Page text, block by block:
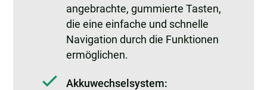
angebrachte, gummierte Tasten,
die eine einfache und schnelle
Navigation durch die Funktionen
ermöglichen.
Akkuwechselsystem: